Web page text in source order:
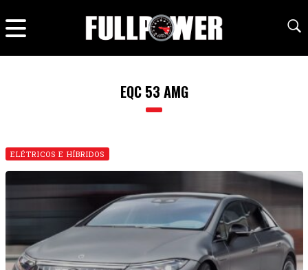
EQC 53 AMG
ELÉTRICOS E HÍBRIDOS